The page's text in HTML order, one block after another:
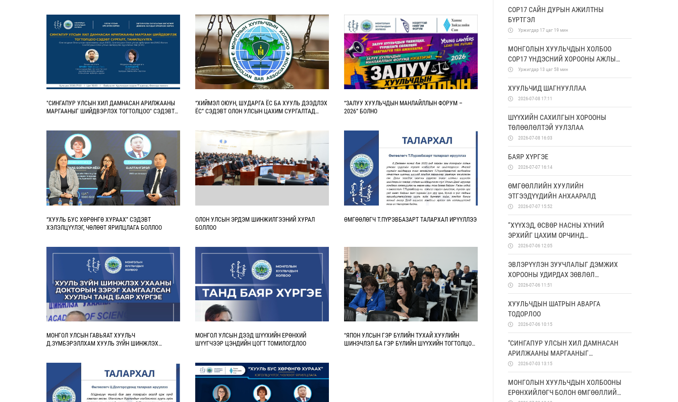
СИМПОЗИУМЫГ ЗОХИОН БАЙГУУЛЛАА
"СИНГАПУР УЛСЫН ХИЛ ДАМНАСАН АРИЛЖААНЫ
МАРГААНЫГ ШИЙДВЭРЛЭХ ТОГТОЛЦОО" СЭДЭВТ
“ХИЙМЭЛ ОЮУН, ШУДАРГА ЁС БА ХУУЛЬ ДЭЭДЛЭХ
ЁС” СЭДЭВТ ОЛОН УЛСЫН ЦАХИМ СУРГАЛТАД
“ЗАЛУУ ХУУЛЬЧДЫН МАНЛАЙЛЛЫН ФОРУМ –
2026” БОЛНО
“ХУУЛЬ БУС ХӨРӨНГӨ ХУРААХ” СЭДЭВТ
ХЭЛЭЛЦҮҮЛЭГ, ЧӨЛӨӨТ ЯРИЛЦЛАГА БОЛЛОО
ОЛОН УЛСЫН ЭРДЭМ ШИНЖИЛГЭЭНИЙ ХУРАЛ
БОЛЛОО
ӨМГӨӨЛӨГЧ Т.ПҮРЭВБАЗАРТ ТАЛАРХАЛ ИРҮҮЛЛЭЭ
МОНГОЛ УЛСЫН ГАВЬЯАТ ХУУЛЬЧ
Д.ЗҮМБЭРЭЛЛХАМ ХУУЛЬ ЗҮЙН ШИНЖЛЭХ
МОНГОЛ УЛСЫН ДЭЭД ШҮҮХИЙН ЕРӨНХИЙ
ШҮҮГЧЭЭР ЦЭНДИЙН ЦОГТ ТОМИЛОГДЛОО
“ЯПОН УЛСЫН ГЭР БҮЛИЙН ТУХАЙ ХУУЛИЙН
ШИНЭЧЛЭЛ БА ГЭР БҮЛИЙН ШҮҮХИЙН ТОГТОЛЦОО”
COP17 САЙН ДУРЫН АЖИЛТНЫ
БҮРТГЭЛ
Уржигдар 17 цаг 19 мин
МОНГОЛЫН ХУУЛЬЧДЫН ХОЛБОО
COP17 ҮНДЭСНИЙ ХОРООНЫ АЖЛЫН
АЛБАТАЙ ХАМТРАН АЖИЛЛАХ
САНАМЖ БИЧИГ БАЙГУУЛЛАА
Уржигдар 13 цаг 58 мин
ХУУЛЬЧИД ШАГНУУЛЛАА
2026-07-08 17:11
ШҮҮХИЙН САХИЛГЫН ХОРООНЫ
ТӨЛӨӨЛӨЛТЭЙ УУЛЗЛАА
2026-07-08 16:03
БАЯР ХҮРГЭЕ
2026-07-07 16:14
ӨМГӨӨЛЛИЙН ХУУЛИЙН
ЭТГЭЭДҮҮДИЙН АНХААРАЛД
2026-07-07 15:52
“ХҮҮХЭД, ӨСВӨР НАСНЫ ХҮНИЙ
ЭРХИЙГ ЦАХИМ ОРЧИНД
ХАМГААЛАХ, УРЬДЧИЛАН
СЭРГИЙЛЭХ БОЛОН ЭРХ ЗҮЙН
МЭДЛЭГИЙГ НЭМЭГДҮҮЛЭХ НЬ”
ТӨСӨЛД ХАМТРАН АЖИЛЛАНА
2026-07-06 12:05
ЭВЛЭРҮҮЛЭН ЗУУЧЛАЛЫГ ДЭМЖИХ
ХОРООНЫ УДИРДАХ ЗӨВЛӨЛ
ХУРАЛДЛАА
2026-07-06 11:51
ХУУЛЬЧДЫН ШАТРЫН АВАРГА
ТОДОРЛОО
2026-07-06 10:15
"СИНГАПУР УЛСЫН ХИЛ ДАМНАСАН
АРИЛЖААНЫ МАРГААНЫГ
ШИЙДВЭРЛЭХ ТОГТОЛЦОО" СЭДЭВТ
СУРГАЛТ БОЛЛОО
2026-07-03 13:15
МОНГОЛЫН ХУУЛЬЧДЫН ХОЛБООНЫ
ЕРӨНХИЙЛӨГЧ БОЛОН ӨМГӨӨЛЛИЙН